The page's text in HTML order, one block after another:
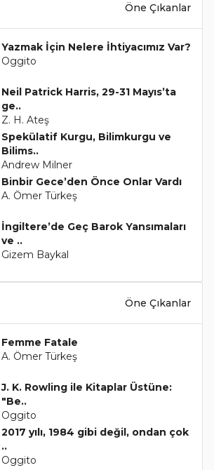
Öne Çıkanlar
Yazmak İçin Nelere İhtiyacımız Var?
Oggito
Neil Patrick Harris, 29-31 Mayıs’ta
ge..
Z. H. Ateş
Spekülatif Kurgu, Bilimkurgu ve
Bilims..
Andrew Milner
Binbir Gece’den Önce Onlar Vardı
A. Ömer Türkeş
İngiltere’de Geç Barok Yansımaları
ve ..
Gizem Baykal
Öne Çıkanlar
Femme Fatale
A. Ömer Türkeş
J. K. Rowling ile Kitaplar Üstüne:
"Be..
Oggito
2017 yılı, 1984 gibi değil, ondan çok
..
Oggito